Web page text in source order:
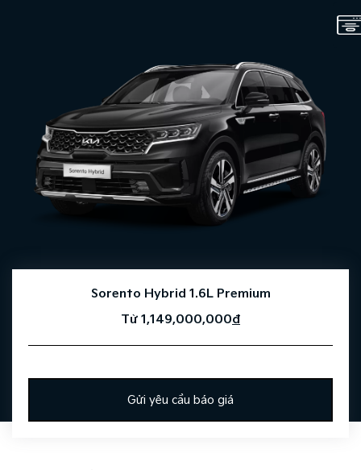
Sorento Hybrid 1.6L Premium
Từ 1,149,000,000đ
Gửi yêu cầu báo giá